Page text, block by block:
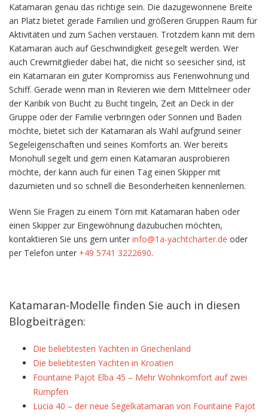
Katamaran genau das richtige sein. Die dazugewonnene Breite
an Platz bietet gerade Familien und größeren Gruppen Raum für
Aktivitäten und zum Sachen verstauen. Trotzdem kann mit dem
Katamaran auch auf Geschwindigkeit gesegelt werden. Wer
auch Crewmitglieder dabei hat, die nicht so seesicher sind, ist
ein Katamaran ein guter Kompromiss aus Ferienwohnung und
Schiff. Gerade wenn man in Revieren wie dem Mittelmeer oder
der Karibik von Bucht zu Bucht tingeln, Zeit an Deck in der
Gruppe oder der Familie verbringen oder Sonnen und Baden
möchte, bietet sich der Katamaran als Wahl aufgrund seiner
Segeleigenschaften und seines Komforts an. Wer bereits
Monohull segelt und gern einen Katamaran ausprobieren
möchte, der kann auch für einen Tag einen Skipper mit
dazumieten und so schnell die Besonderheiten kennenlernen.
Wenn Sie Fragen zu einem Törn mit Katamaran haben oder
einen Skipper zur Eingewöhnung dazubuchen möchten,
kontaktieren Sie uns gern unter info@1a-yachtcharter.de oder
per Telefon unter +49 5741 3222690.
Katamaran-Modelle finden Sie auch in diesen
Blogbeiträgen:
Die beliebtesten Yachten in Griechenland
Die beliebtesten Yachten in Kroatien
Fountaine Pajot Elba 45 – Mehr Wohnkomfort auf zwei
Rümpfen
Lucia 40 – der neue Segelkatamaran von Fountaine Pajot